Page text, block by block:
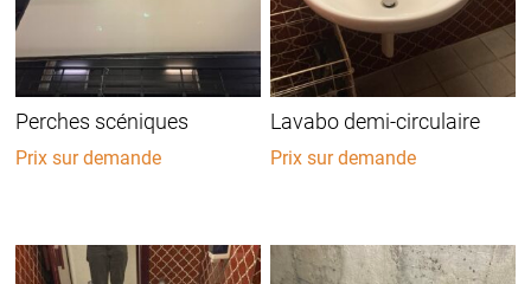
Perches scéniques
Prix sur demande
Lavabo demi-circulaire
Prix sur demande